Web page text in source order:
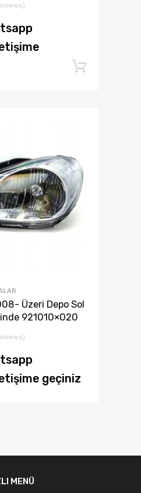
Üzeri Depo Sol
921010×020
geçiniz
MENÜ